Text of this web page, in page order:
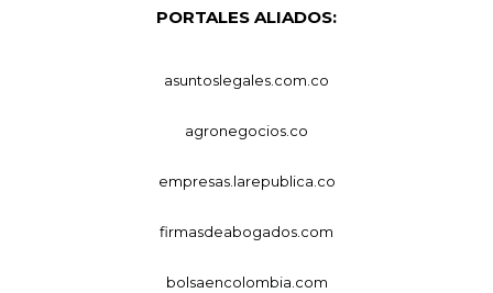
PORTALES ALIADOS:
asuntoslegales.com.co
agronegocios.co
empresas.larepublica.co
firmasdeabogados.com
bolsaencolombia.com